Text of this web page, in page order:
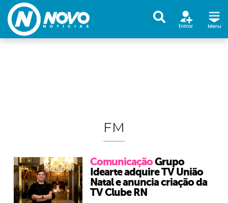
FM
ComunicaçãoGrupo
Idearte adquire TV União
Natal e anuncia criação da
TV Clube RN